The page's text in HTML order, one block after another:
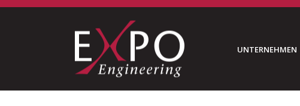
UNTERNEHMEN